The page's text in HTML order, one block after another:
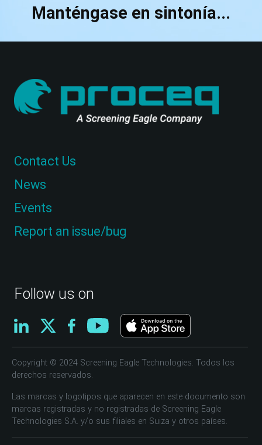
Manténgase en sintonía...
Follow us on
Contact Us
News
Events
Report an issue/bug
Copyright © 2024 Screening Eagle Technologies. Todos los
derechos reservados.
Las marcas y logotipos que aparecen en este documento son
marcas registradas y no registradas de Screening Eagle
Technologies S.A. y/o sus filiales en Suiza y otros países.